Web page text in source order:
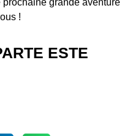
!
ESTE